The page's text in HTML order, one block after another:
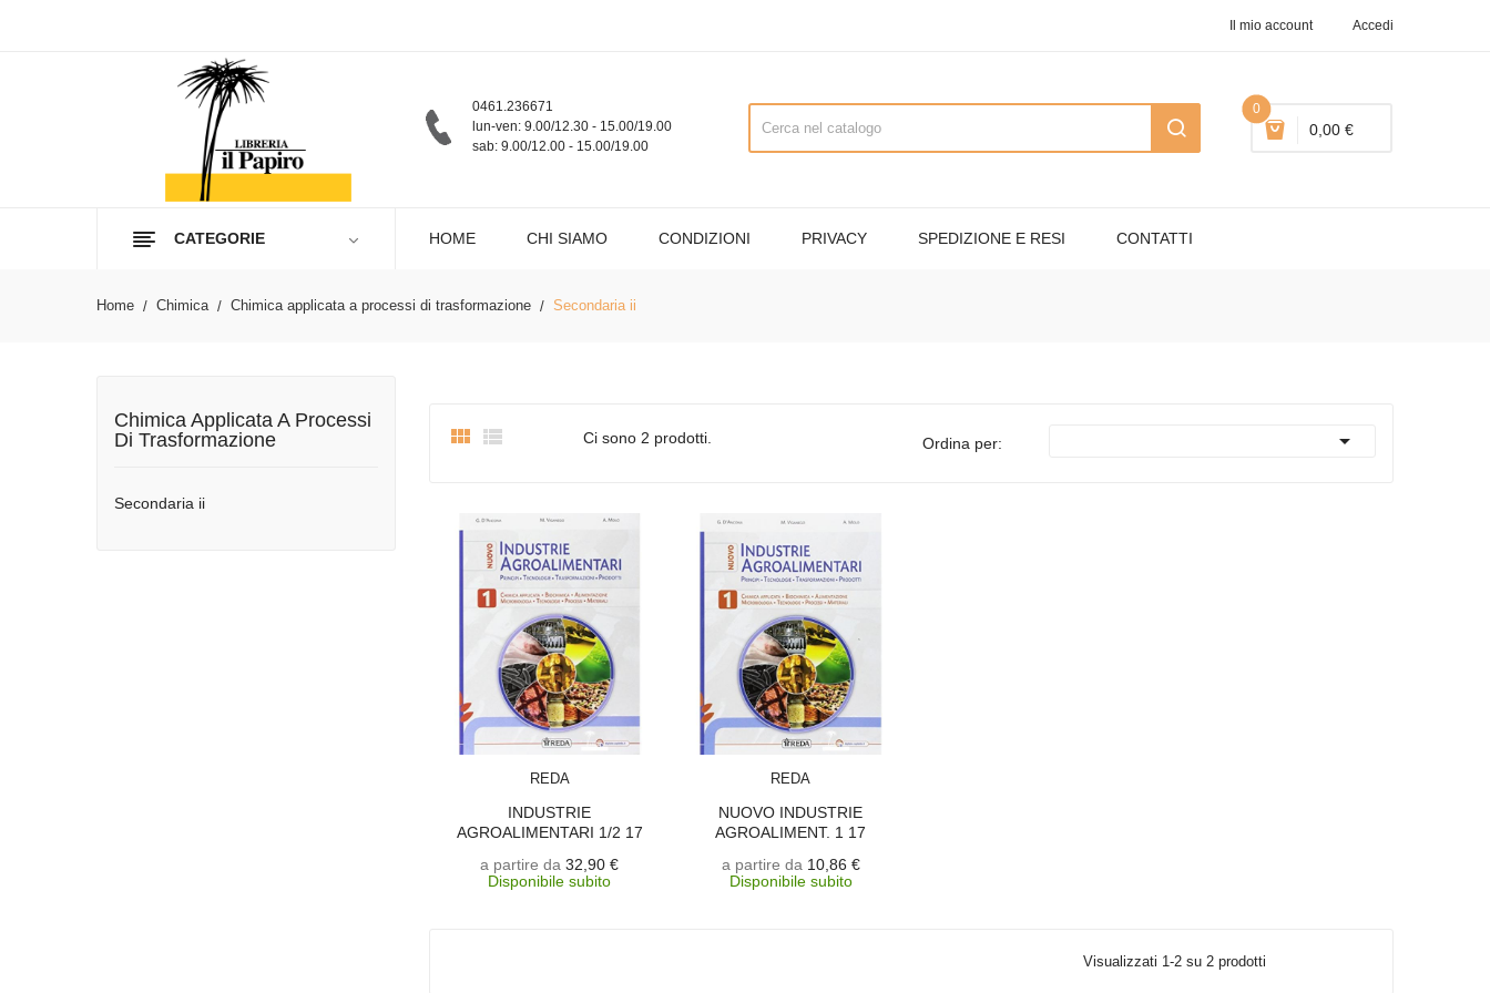
Il mio account Accedi
0
0,00 €
0461.236671
lun-ven: 9.00/12.30 - 15.00/19.00
sab: 9.00/12.00 - 15.00/19.00
CATEGORIE HOME CHI SIAMO CONDIZIONI PRIVACY SPEDIZIONE E RESI CONTATTI
Home Chimica Chimica applicata a processi di trasformazione Secondaria ii
Chimica Applicata A Processi
Di Trasformazione
Secondaria ii
  Ci sono 2 prodotti. Ordina per: 
REDA
INDUSTRIE
AGROALIMENTARI 1/2 17
a partire da 32,90 €
Disponibile subito
REDA
NUOVO INDUSTRIE
AGROALIMENT. 1 17
a partire da 10,86 €
Disponibile subito
Visualizzati 1-2 su 2 prodotti